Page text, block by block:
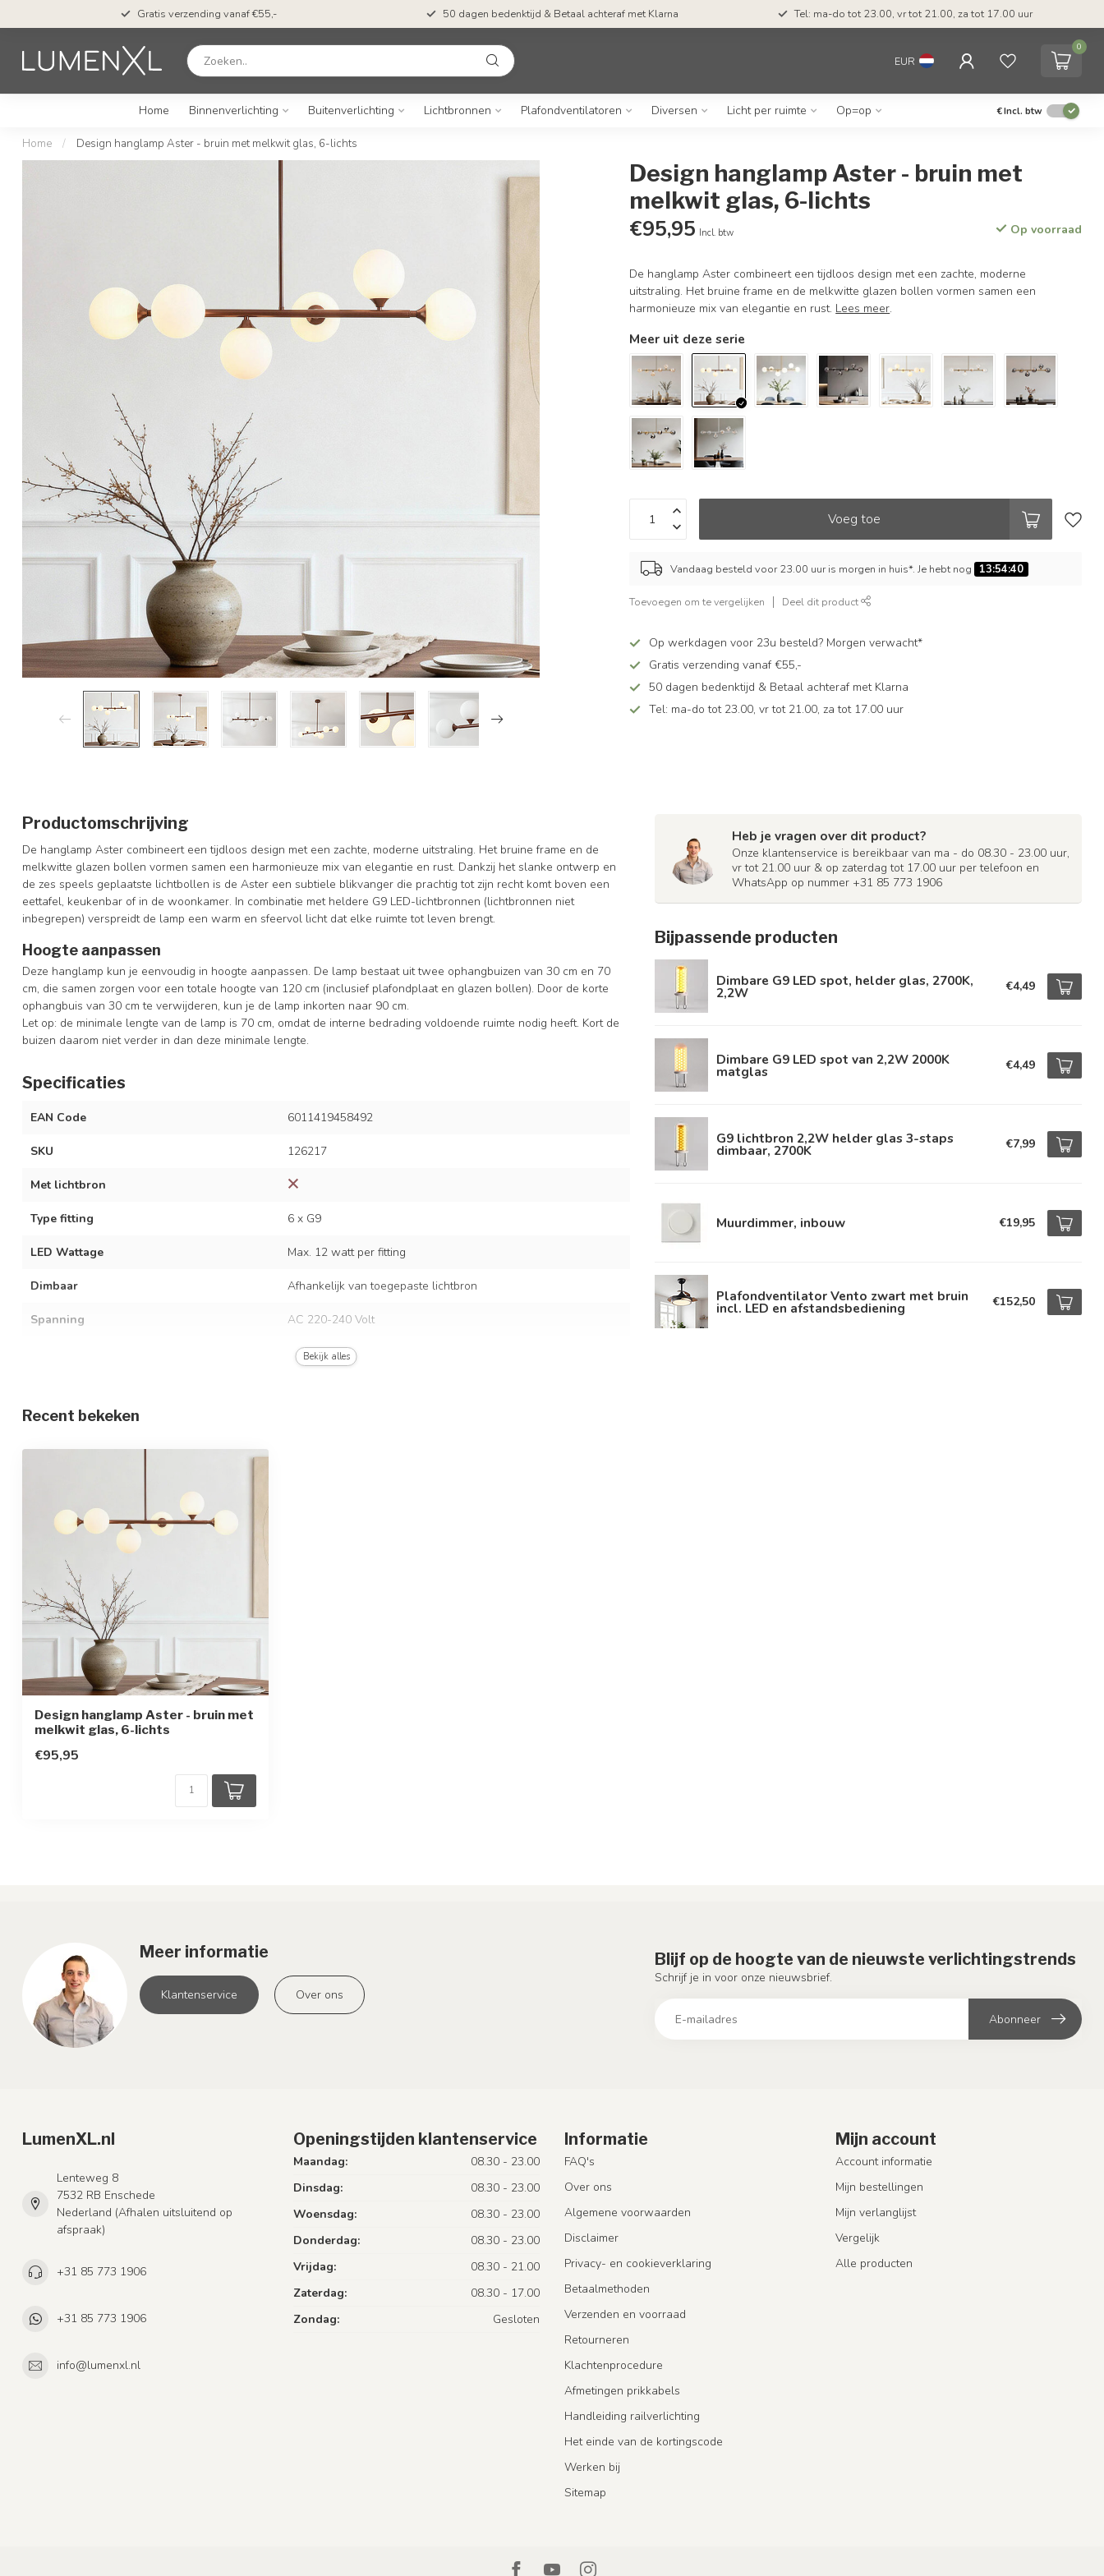
Gratis verzending vanaf €55,- 50 dagen bedenktijd & Betaal achteraf met Klarna Tel: ma-do tot 23.00, vr tot 21.00, za tot 17.00 uur
EUR
0
Home Binnenverlichting Buitenverlichting Lichtbronnen Plafondventilatoren Diversen Licht per ruimte Op=op €Incl. btw
Home / Design hanglamp Aster - bruin met melkwit glas, 6-lichts
Design hanglamp Aster - bruin met
melkwit glas, 6-lichts
€95,95 Incl. btw Op voorraad
De hanglamp Aster combineert een tijdloos design met een zachte, moderne
uitstraling. Het bruine frame en de melkwitte glazen bollen vormen samen een
harmonieuze mix van elegantie en rust. Lees meer.
Meer uit deze serie
Voeg toe
Vandaag besteld voor 23.00 uur is morgen in huis*. Je hebt nog 13:54:39
Toevoegen om te vergelijken Deel dit product
Op werkdagen voor 23u besteld? Morgen verwacht*
Gratis verzending vanaf €55,-
50 dagen bedenktijd & Betaal achteraf met Klarna
Tel: ma-do tot 23.00, vr tot 21.00, za tot 17.00 uur
Productomschrijving
De hanglamp Aster combineert een tijdloos design met een zachte, moderne uitstraling. Het bruine frame en de
melkwitte glazen bollen vormen samen een harmonieuze mix van elegantie en rust. Dankzij het slanke ontwerp en
de zes speels geplaatste lichtbollen is de Aster een subtiele blikvanger die prachtig tot zijn recht komt boven een
eettafel, keukenbar of in de woonkamer. In combinatie met heldere G9 LED-lichtbronnen (lichtbronnen niet
inbegrepen) verspreidt de lamp een warm en sfeervol licht dat elke ruimte tot leven brengt.
Hoogte aanpassen
Deze hanglamp kun je eenvoudig in hoogte aanpassen. De lamp bestaat uit twee ophangbuizen van 30 cm en 70
cm, die samen zorgen voor een totale hoogte van 120 cm (inclusief plafondplaat en glazen bollen). Door de korte
ophangbuis van 30 cm te verwijderen, kun je de lamp inkorten naar 90 cm.
Let op: de minimale lengte van de lamp is 70 cm, omdat de interne bedrading voldoende ruimte nodig heeft. Kort de
buizen daarom niet verder in dan deze minimale lengte.
Specificaties
EAN Code 6011419458492
SKU 126217
Met lichtbron
Type fitting 6 x G9
LED Wattage Max. 12 watt per fitting
Dimbaar Afhankelijk van toegepaste lichtbron
Spanning AC 220-240 Volt
50/60 Hz
Materiaal
Afmetingen
Beschermingsklasse
Bekijk alles
Heb je vragen over dit product?
Onze klantenservice is bereikbaar van ma - do 08.30 - 23.00 uur,
vr tot 21.00 uur & op zaterdag tot 17.00 uur per telefoon en
WhatsApp op nummer +31 85 773 1906
Bijpassende producten
Dimbare G9 LED spot, helder glas, 2700K,
2,2W €4,49
Dimbare G9 LED spot van 2,2W 2000K
matglas €4,49
G9 lichtbron 2,2W helder glas 3-staps
dimbaar, 2700K €7,99
Muurdimmer, inbouw €19,95
Plafondventilator Vento zwart met bruin
incl. LED en afstandsbediening €152,50
Recent bekeken
Design hanglamp Aster - bruin met
melkwit glas, 6-lichts
€95,95
Meer informatie
Klantenservice Over ons
Blijf op de hoogte van de nieuwste verlichtingstrends
Schrijf je in voor onze nieuwsbrief.
Abonneer
LumenXL.nl
Lenteweg 8
7532 RB Enschede
Nederland (Afhalen uitsluitend op
afspraak)
+31 85 773 1906
+31 85 773 1906
info@lumenxl.nl
Openingstijden klantenservice
Maandag:
08.30 - 23.00
Dinsdag:
08.30 - 23.00
Woensdag:
08.30 - 23.00
Donderdag:
08.30 - 23.00
Vrijdag:
08.30 - 21.00
Zaterdag:
08.30 - 17.00
Zondag:
Gesloten
Informatie
FAQ's
Over ons
Algemene voorwaarden
Disclaimer
Privacy- en cookieverklaring
Betaalmethoden
Verzenden en voorraad
Retourneren
Klachtenprocedure
Afmetingen prikkabels
Handleiding railverlichting
Het einde van de kortingscode
Werken bij
Sitemap
Mijn account
Account informatie
Mijn bestellingen
Mijn verlanglijst
Vergelijk
Alle producten